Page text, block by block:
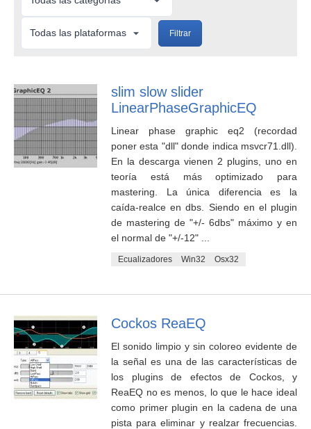
Filtrar
slim slow slider
LinearPhaseGraphicEQ
Linear phase graphic eq2 (recordad
poner esta "dll" donde indica msvcr71.dll).
En la descarga vienen 2 plugins, uno en
teoría está más optimizado para
mastering. La única diferencia es la
caída-realce en dbs. Siendo en el plugin
de mastering de "+/- 6dbs" máximo y en
el normal de "+/-12" ...
Ecualizadores Win32 Osx32
Cockos ReaEQ
El sonido limpio y sin coloreo evidente de
la señal es una de las características de
los plugins de efectos de Cockos, y
ReaEQ no es menos, lo que le hace ideal
como primer plugin en la cadena de una
pista para eliminar y realzar frecuencias.